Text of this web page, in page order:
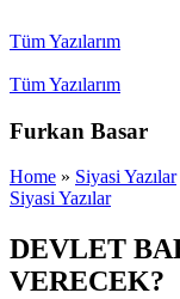
Tüm Yazılarım
Tüm Yazılarım
Furkan Basar
Home » Siyasi Yazılar
Siyasi Yazılar
DEVLET
VERECEK?